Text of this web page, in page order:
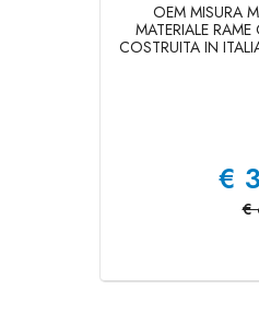
OEM MISURA
MATERIALE
COSTRUITA IN
€
€